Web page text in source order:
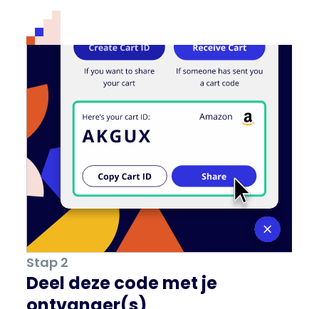
Stap 2
Deel deze code met je